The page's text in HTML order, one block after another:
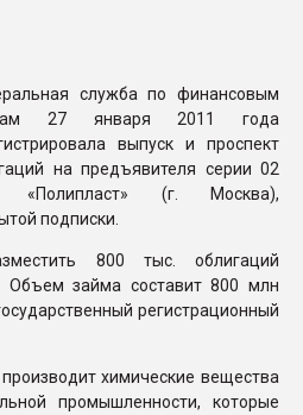
служба по финансовым
27 января 2011 года
выпуск и проспект
на предъявителя серии 02
«Полипласт» (г. Москва),
подписки.
800 тыс. облигаций
Объем займа составит 800 млн
регистрационный
химические вещества
промышленности, которые